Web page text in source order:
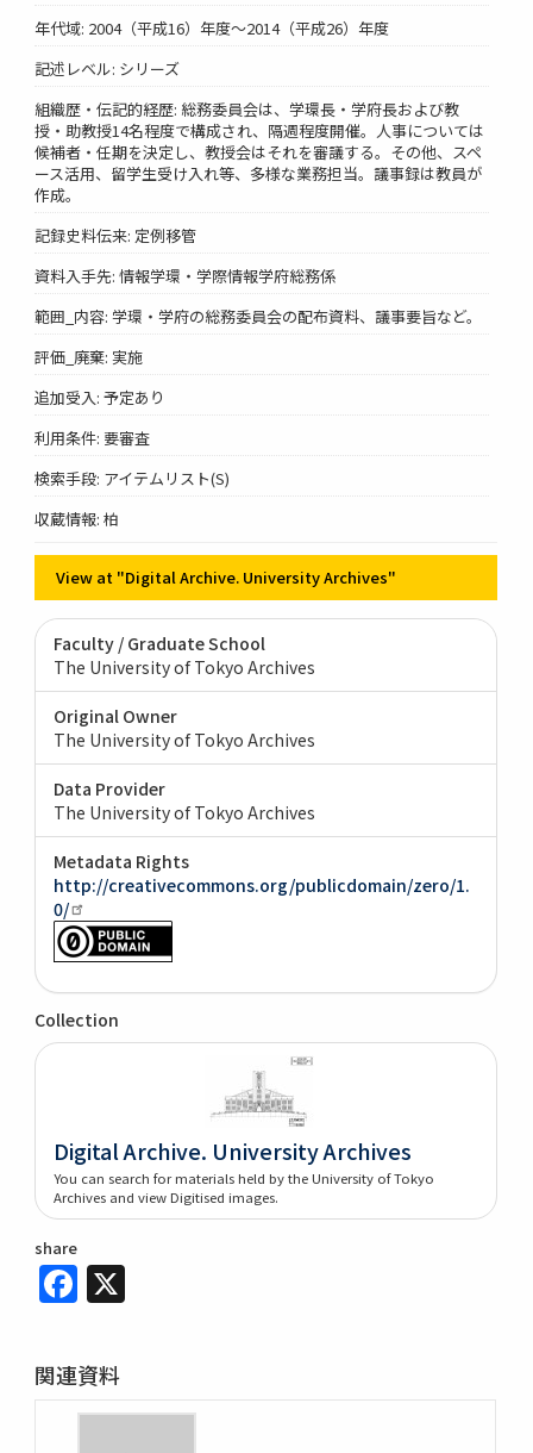
年代域: 2004（平成16）年度～2014（平成26）年度
記述レベル: シリーズ
組織歴・伝記的経歴: 総務委員会は、学環長・学府長および教
授・助教授14名程度で構成され、隔週程度開催。人事については
候補者・任期を決定し、教授会はそれを審議する。その他、スペ
ース活用、留学生受け入れ等、多様な業務担当。議事録は教員が
作成。
記録史料伝来: 定例移管
資料入手先: 情報学環・学際情報学府総務係
範囲_内容: 学環・学府の総務委員会の配布資料、議事要旨など。
評価_廃棄: 実施
追加受入: 予定あり
利用条件: 要審査
検索手段: アイテムリスト(S)
収蔵情報: 柏
View at "Digital Archive. University Archives"
Faculty / Graduate School
The University of Tokyo Archives
Original Owner
The University of Tokyo Archives
Data Provider
The University of Tokyo Archives
Metadata Rights
http://creativecommons.org/publicdomain/zero/1.
0/
Collection
Digital Archive. University Archives
You can search for materials held by the University of Tokyo
Archives and view Digitised images.
share
Facebook
関連資料